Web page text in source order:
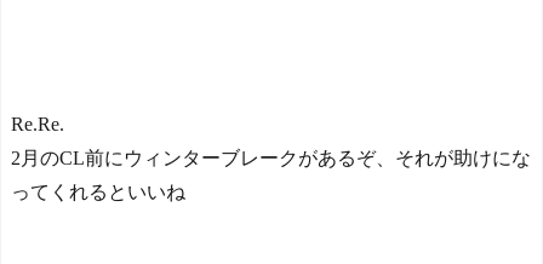
Re.Re.
2月のCL前にウィンターブレークがあるぞ、それが助けにな
ってくれるといいね